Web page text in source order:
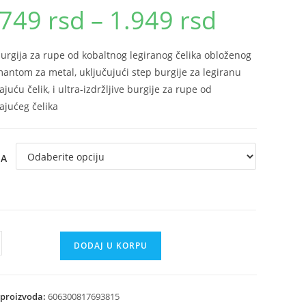
rsd – 1.949 rsd
do
1.949 rsd
za rupe od kobaltnog legiranog čelika obloženog
za metal, uključujući step burgije za legiranu
čelik, i ultra-izdržljive burgije za rupe od
čelika
DODAJ U KORPU
606300817693815